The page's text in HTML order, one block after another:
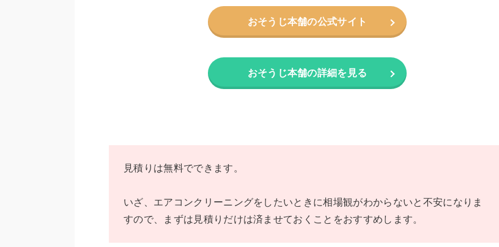
おそうじ本舗の公式サイト
おそうじ本舗の詳細を見る
見積りは無料でできます。
いざ、エアコンクリーニングをしたいときに相場観がわからないと不安になりま
すので、まずは見積りだけは済ませておくことをおすすめします。